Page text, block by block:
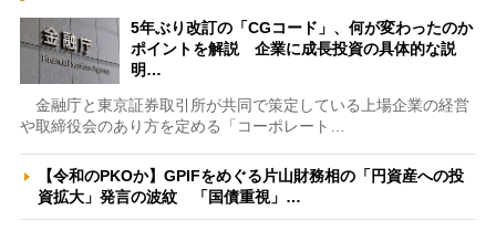
5年ぶり改訂の「CGコード」、何が変わったのか
ポイントを解説 企業に成長投資の具体的な説
明…
金融庁と東京証券取引所が共同で策定している上場企業の経営
や取締役会のあり方を定める「コーポレート…
【令和のPKOか】GPIFをめぐる片山財務相の「円資産への投
資拡大」発言の波紋 「国債重視」…